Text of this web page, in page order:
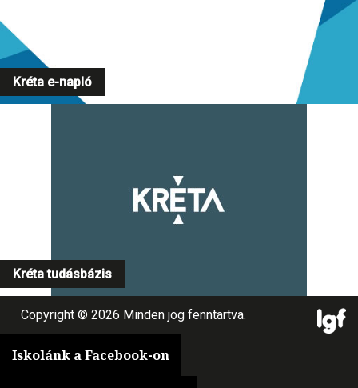
Kréta e-napló
Kréta tudásbázis
Copyright © 2026 Minden jog fenntartva.
Iskolánk a Facebook-on